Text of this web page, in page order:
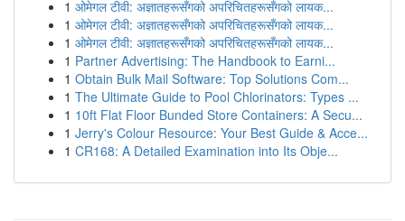
1 ओमेगल टीवी: अज्ञातहरूसँगको अपरिचितहरूसँगको लायक...
1 ओमेगल टीवी: अज्ञातहरूसँगको अपरिचितहरूसँगको लायक...
1 ओमेगल टीवी: अज्ञातहरूसँगको अपरिचितहरूसँगको लायक...
1 Partner Advertising: The Handbook to Earni...
1 Obtain Bulk Mail Software: Top Solutions Com...
1 The Ultimate Guide to Pool Chlorinators: Types ...
1 10ft Flat Floor Bunded Store Containers: A Secu...
1 Jerry's Colour Resource: Your Best Guide & Acce...
1 CR168: A Detailed Examination into Its Obje...